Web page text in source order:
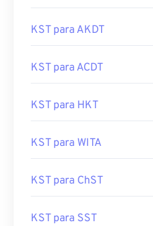
KST para AKDT
KST para ACDT
KST para HKT
KST para WITA
KST para ChST
KST para SST